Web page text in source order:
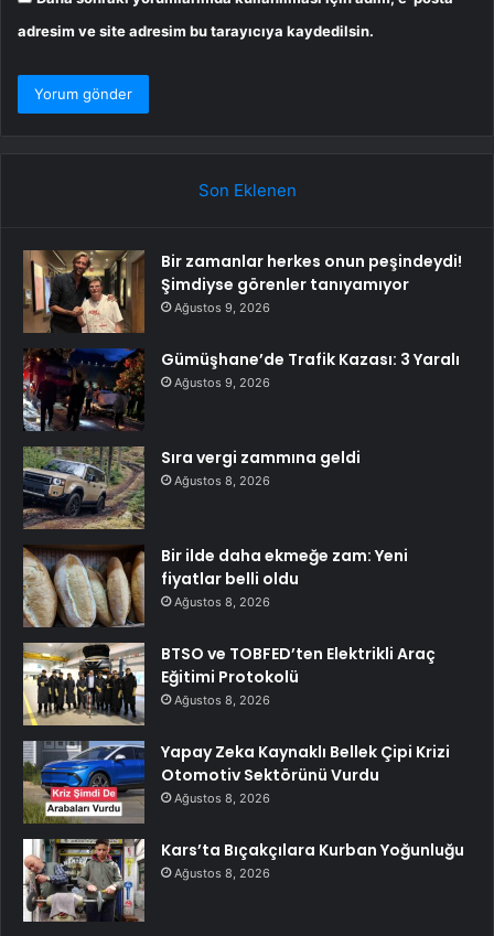
adresim ve site adresim bu tarayıcıya kaydedilsin.
Son Eklenen
Bir zamanlar herkes onun peşindeydi!
Şimdiyse görenler tanıyamıyor
Ağustos 9, 2026
Gümüşhane’de Trafik Kazası: 3 Yaralı
Ağustos 9, 2026
Sıra vergi zammına geldi
Ağustos 8, 2026
Bir ilde daha ekmeğe zam: Yeni
fiyatlar belli oldu
Ağustos 8, 2026
BTSO ve TOBFED’ten Elektrikli Araç
Eğitimi Protokolü
Ağustos 8, 2026
Yapay Zeka Kaynaklı Bellek Çipi Krizi
Otomotiv Sektörünü Vurdu
Ağustos 8, 2026
Kars’ta Bıçakçılara Kurban Yoğunluğu
Ağustos 8, 2026